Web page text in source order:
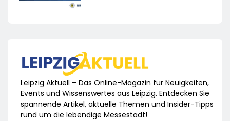
Leipzig Aktuell – Das Online-Magazin für Neuigkeiten,
Events und Wissenswertes aus Leipzig. Entdecken Sie
spannende Artikel, aktuelle Themen und Insider-Tipps
rund um die lebendige Messestadt!